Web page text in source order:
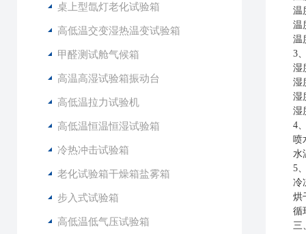
桌上型氙灯老化试验箱
高低温交变湿热温变试验箱
甲醛测试舱气候箱
高温高湿试验箱振动台
高低温拉力试验机
高低温恒温恒湿试验箱
冷热冲击试验箱
老化试验箱干燥箱盐雾箱
步入式试验箱
高低温低气压试验箱
温
温
温
3
湿
湿
湿
湿
4
喷
水
5
冷
烘
循
三